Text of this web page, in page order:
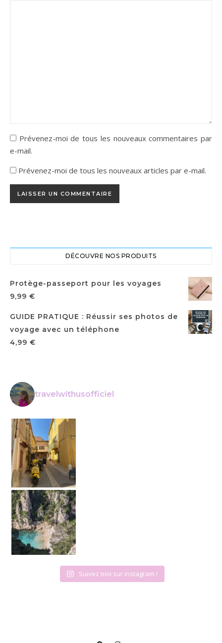
Prévenez-moi de tous les nouveaux commentaires par
e-mail.
Prévenez-moi de tous les nouveaux articles par e-mail.
DÉCOUVRE NOS PRODUITS
Protège-passeport pour les voyages
9,99 €
GUIDE PRATIQUE : Réussir ses photos de
voyage avec un téléphone
4,99 €
travelwithusofficiel
La Ciotat • • Voyage en France • • #t
Calanque de Cassis • • Petit conseil : lev
Suivez moi sur instagram !